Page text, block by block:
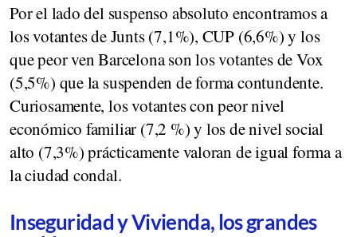
Por el lado del suspenso absoluto encontramos a
los votantes de Junts (7,1%), CUP (6,6%) y los
que peor ven Barcelona son los votantes de Vox
(5,5%) que la suspenden de forma contundente.
Curiosamente, los votantes con peor nivel
económico familiar (7,2 %) y los de nivel social
alto (7,3%) prácticamente valoran de igual forma a
la ciudad condal.
Inseguridad y Vivienda, los grandes